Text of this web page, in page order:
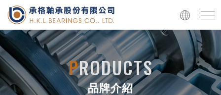
PRODUCTS
品牌介紹